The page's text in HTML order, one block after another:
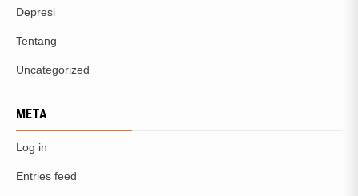
Depresi
Tentang
Uncategorized
META
Log in
Entries feed